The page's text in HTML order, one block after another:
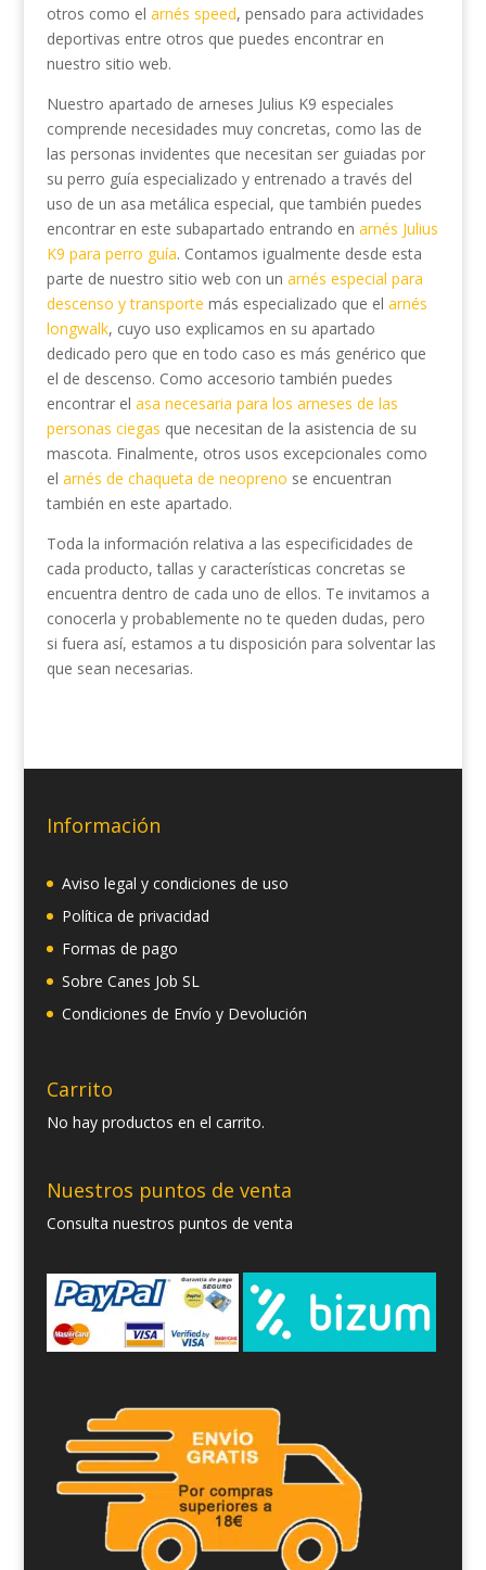
otros como el arnés speed, pensado para actividades
deportivas entre otros que puedes encontrar en
nuestro sitio web.
Nuestro apartado de arneses Julius K9 especiales
comprende necesidades muy concretas, como las de
las personas invidentes que necesitan ser guiadas por
su perro guía especializado y entrenado a través del
uso de un asa metálica especial, que también puedes
encontrar en este subapartado entrando en arnés Julius
K9 para perro guía. Contamos igualmente desde esta
parte de nuestro sitio web con un arnés especial para
descenso y transporte más especializado que el arnés
longwalk, cuyo uso explicamos en su apartado
dedicado pero que en todo caso es más genérico que
el de descenso. Como accesorio también puedes
encontrar el asa necesaria para los arneses de las
personas ciegas que necesitan de la asistencia de su
mascota. Finalmente, otros usos excepcionales como
el arnés de chaqueta de neopreno se encuentran
también en este apartado.
Toda la información relativa a las especificidades de
cada producto, tallas y características concretas se
encuentra dentro de cada uno de ellos. Te invitamos a
conocerla y probablemente no te queden dudas, pero
si fuera así, estamos a tu disposición para solventar las
que sean necesarias.
Información
Aviso legal y condiciones de uso
Política de privacidad
Formas de pago
Sobre Canes Job SL
Condiciones de Envío y Devolución
Carrito
No hay productos en el carrito.
Nuestros puntos de venta
Consulta nuestros puntos de venta